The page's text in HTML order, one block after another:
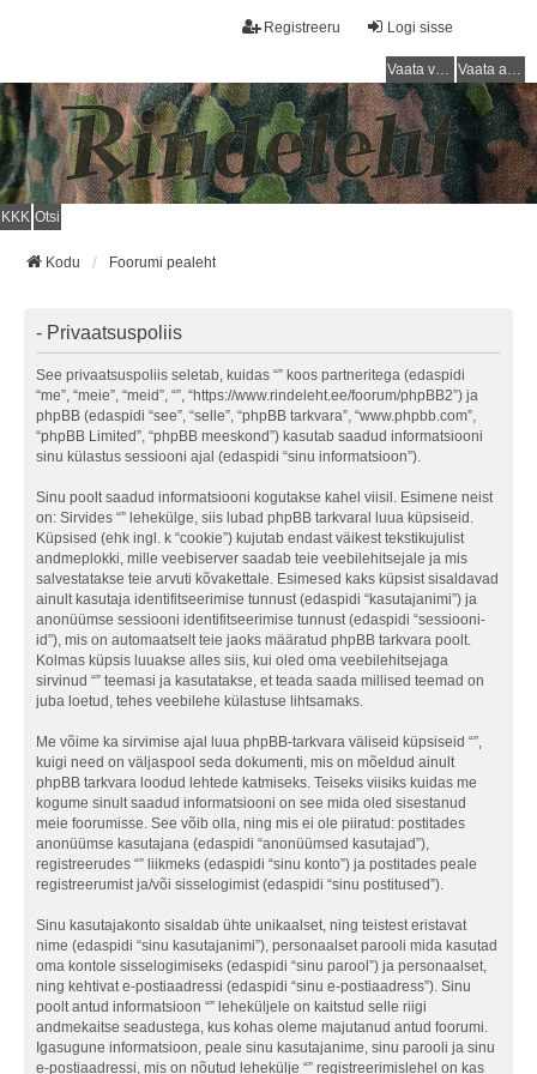
Logi sisse
Registreeru
Vaata vastamata teemasi Vaata aktiivseid teemasid
KKK Otsi
Kodu Foorumi pealeht
- Privaatsuspoliis
See privaatsuspoliis seletab, kuidas “” koos partneritega (edaspidi
“me”, “meie”, “meid”, “”, “https://www.rindeleht.ee/foorum/phpBB2”) ja
phpBB (edaspidi “see”, “selle”, “phpBB tarkvara”, “www.phpbb.com”,
“phpBB Limited”, “phpBB meeskond”) kasutab saadud informatsiooni
sinu külastus sessiooni ajal (edaspidi “sinu informatsioon”).
Sinu poolt saadud informatsiooni kogutakse kahel viisil. Esimene neist
on: Sirvides “” lehekülge, siis lubad phpBB tarkvaral luua küpsiseid.
Küpsised (ehk ingl. k “cookie”) kujutab endast väikest tekstikujulist
andmeplokki, mille veebiserver saadab teie veebilehitsejale ja mis
salvestatakse teie arvuti kõvakettale. Esimesed kaks küpsist sisaldavad
ainult kasutaja identifitseerimise tunnust (edaspidi “kasutajanimi”) ja
anonüümse sessiooni identifitseerimise tunnust (edaspidi “sessiooni-
id”), mis on automaatselt teie jaoks määratud phpBB tarkvara poolt.
Kolmas küpsis luuakse alles siis, kui oled oma veebilehitsejaga
sirvinud “” teemasi ja kasutatakse, et teada saada millised teemad on
juba loetud, tehes veebilehe külastuse lihtsamaks.
Me võime ka sirvimise ajal luua phpBB-tarkvara väliseid küpsiseid “”,
kuigi need on väljaspool seda dokumenti, mis on mõeldud ainult
phpBB tarkvara loodud lehtede katmiseks. Teiseks viisiks kuidas me
kogume sinult saadud informatsiooni on see mida oled sisestanud
meie foorumisse. See võib olla, ning mis ei ole piiratud: postitades
anonüümse kasutajana (edaspidi “anonüümsed kasutajad”),
registreerudes “” liikmeks (edaspidi “sinu konto”) ja postitades peale
registreerumist ja/või sisselogimist (edaspidi “sinu postitused”).
Sinu kasutajakonto sisaldab ühte unikaalset, ning teistest eristavat
nime (edaspidi “sinu kasutajanimi”), personaalset parooli mida kasutad
oma kontole sisselogimiseks (edaspidi “sinu parool”) ja personaalset,
ning kehtivat e-postiaadressi (edaspidi “sinu e-postiaadress”). Sinu
poolt antud informatsioon “” leheküljele on kaitstud selle riigi
andmekaitse seadustega, kus kohas oleme majutanud antud foorumi.
Igasugune informatsioon, peale sinu kasutajanime, sinu parooli ja sinu
e-postiaadressi, mis on nõutud lehekülje “” registreerimislehel on kas